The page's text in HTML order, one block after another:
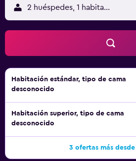
2 huéspedes, 1 habitación
Habitación estándar, tipo de cama
desconocido
Habitación superior, tipo de cama
desconocido
3 ofertas más desde